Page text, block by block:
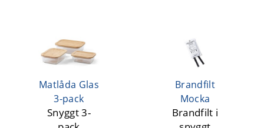
Matlåda Glas
3-pack
Snyggt 3-
Brandfilt
Mocka
Brandfilt i